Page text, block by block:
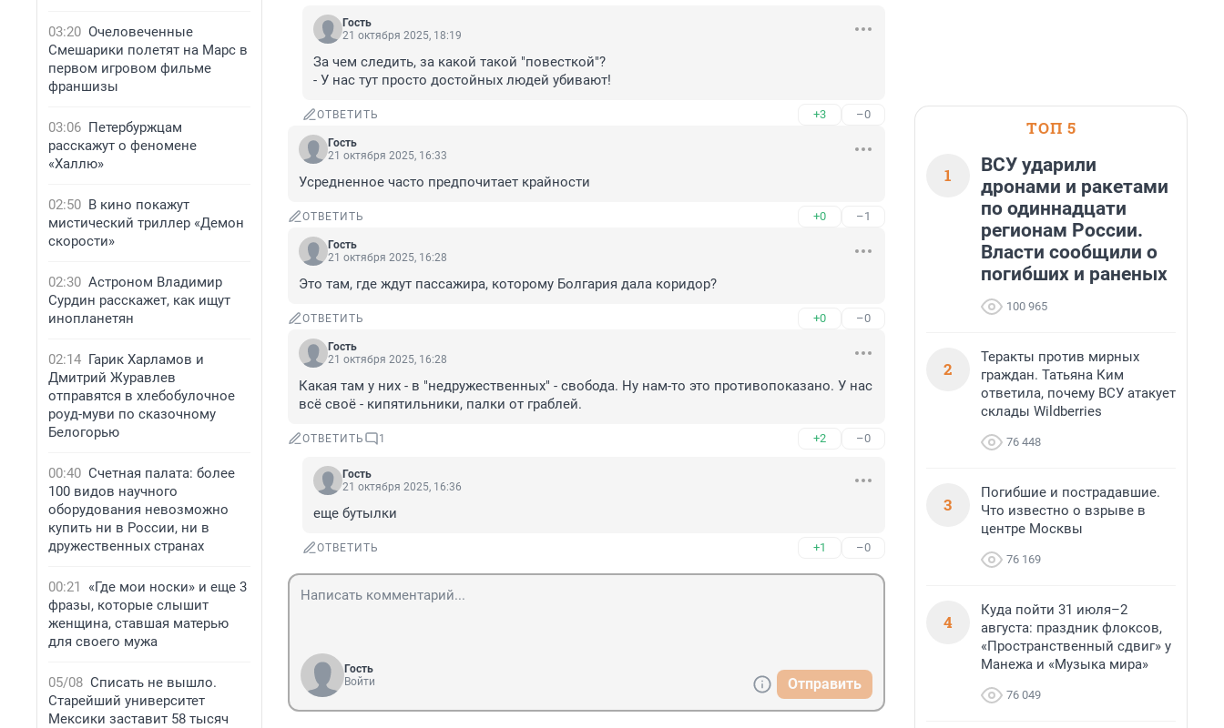
03:20 Очеловеченные
Смешарики полетят на Марс в
первом игровом фильме
франшизы
03:06 Петербуржцам
расскажут о феномене
«Халлю»
02:50 В кино покажут
мистический триллер «Демон
скорости»
02:30 Астроном Владимир
Сурдин расскажет, как ищут
инопланетян
02:14 Гарик Харламов и
Дмитрий Журавлев
отправятся в хлебобулочное
роуд-муви по сказочному
Белогорью
00:40 Счетная палата: более
100 видов научного
оборудования невозможно
купить ни в России, ни в
дружественных странах
00:21
«Где мои носки» и еще 3
фразы, которые слышит
женщина, ставшая матерью
для своего мужа
05/08 Списать не вышло.
Старейший университет
Мексики заставит 58 тысяч
Гость
21 октября 2025, 18:19
За чем следить, за какой такой "повесткой"?
- У нас тут просто достойных людей убивают!
ОТВЕТИТЬ +3 –0
Гость
21 октября 2025, 16:33
Усредненное часто предпочитает крайности
ОТВЕТИТЬ +0 –1
Гость
21 октября 2025, 16:28
Это там, где ждут пассажира, которому Болгария дала коридор?
ОТВЕТИТЬ +0 –0
Гость
21 октября 2025, 16:28
Какая там у них - в "недружественных" - свобода. Ну нам-то это противопоказано. У нас
всё своё - кипятильники, палки от граблей.
ОТВЕТИТЬ 1 +2 –0
Гость
21 октября 2025, 16:36
еще бутылки
ОТВЕТИТЬ +1 –0
Гость
Войти
Отправить
ТОП 5
1
ВСУ ударили
дронами и ракетами
по одиннадцати
регионам России.
Власти сообщили о
погибших и раненых
100 965
2
Теракты против мирных
граждан. Татьяна Ким
ответила, почему ВСУ атакует
склады Wildberries
76 448
3
Погибшие и пострадавшие.
Что известно о взрыве в
центре Москвы
76 169
4
Куда пойти 31 июля–2
августа: праздник флоксов,
«Пространственный сдвиг» у
Манежа и «Музыка мира»
76 049